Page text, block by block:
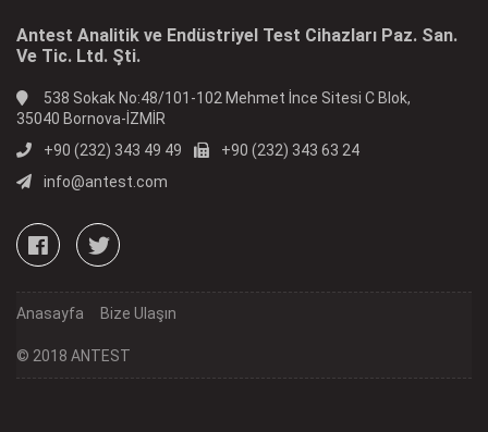
Antest Analitik ve Endüstriyel Test Cihazları Paz. San.
Ve Tic. Ltd. Şti.
538 Sokak No:48/101-102 Mehmet İnce Sitesi C Blok,
35040 Bornova-İZMİR
+90 (232) 343 49 49
+90 (232) 343 63 24
info@antest.com
Anasayfa Bize Ulaşın
© 2018 ANTEST